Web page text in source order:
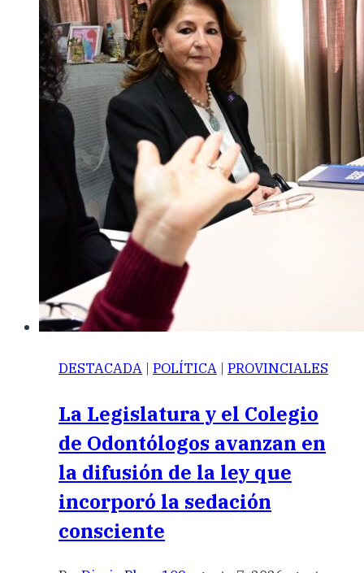
DESTACADA | POLÍTICA | PROVINCIALES
La Legislatura y el Colegio
de Odontólogos avanzan en
la difusión de la ley que
incorporó la sedación
consciente